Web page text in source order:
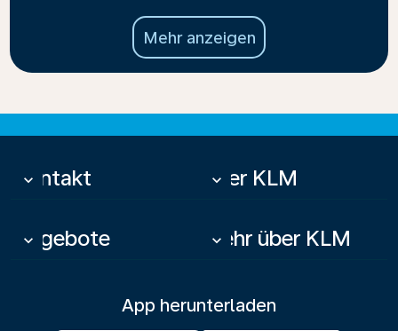
Mehr anzeigen
Kontakt
keyboard_arrow_down Über KLM
keyboard_arrow_down
Angebote
keyboard_arrow_down Mehr über KLM
keyboard_arrow_down
App herunterladen